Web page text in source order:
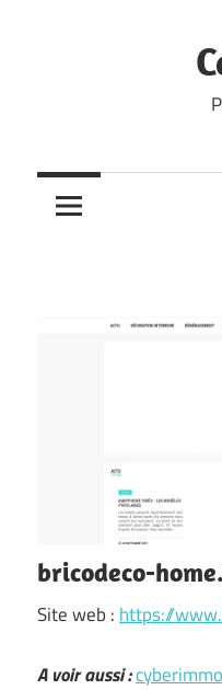
bricodeco-
Site web : https://
A voir aussi :